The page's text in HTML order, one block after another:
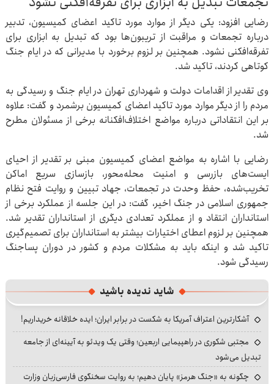
رضایی افزود: یکی دیگر از موارد مورد تاکید اعضای کمیسیون، ‌تدبیر
درباره تجمعات و مراقبت از تریبون‌ها بود که تبدیل به ابزاری برای
تفرقه‌افکنی نشود. همچنین بر لزوم برخورد با مدیرانی که در ایام جنگ
کوتاهی کردند، تاکید شد.
وی تقدیر از اقدامات دولت و شهرداری تهران در ایام جنگ و رسیدگی به
مردم را از دیگر موارد مورد تاکید اعضای کمیسیون برشمرد و گفت: علاوه
بر این انتقاداتی درباره مواضع اختلاف‌افکنانه برخی از مسئولان مطرح
شد.
رضایی با اشاره به مواضع اعضای کمیسیون مبنی بر تقدیر از احیای
ایست‌های بازرسی و امنیت محله‌محور، بازسازی سریع اماکن
تخریب‌شده، حفظ وحدت در تجمعات، جهاد تبیین و روایت فتح نظام
جمهوری اسلامی در جنگ اخیر، گفت: در این جلسه از عملکرد برخی از
استانداران انتقاد و از عملکرد تعدادی دیگری از استانداران تقدیر شد.
همچنین بر لزوم اعطای اختیارات بیشتر به استانداران برای تصمیم‌گیری
تاکید شد و اینکه باید به مشکلات مردم و کشور در دوران پساجنگ
رسیدگی شود.
شاید ندیده باشید
آشکارترین اعتراف آمریکا به شکست در برابر ایران؛ ایده خلاقانه خریداریم!
مجتبی شکوری در راهپیمایی اربعین؛ وقتی یک ویدئو به آیینه‌ای از جامعه
تبدیل می‌شود
چگونه به «جنگ هرمز» پایان دهیم؛ به روایت سخنگوی فارسی‌زبان وزارت